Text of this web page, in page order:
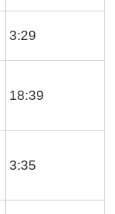
3:29
18:39
3:35